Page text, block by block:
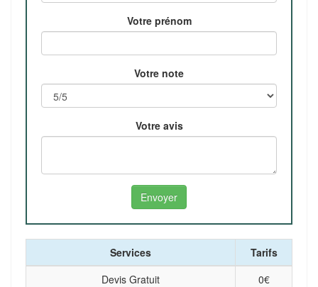
Votre prénom
Votre note
Votre avis
Services
Tarifs
Devis Gratuit
0€